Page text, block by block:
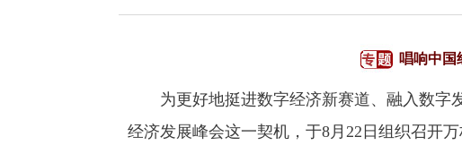
唱响中国
为更好地挺进数字经济新赛道、融入数字
经济发展峰会这一契机，于8月22日组织召开万